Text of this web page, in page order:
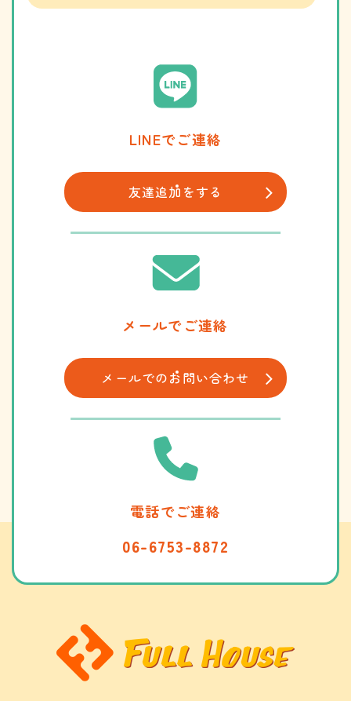
LINEでご連絡
友達追加をする
メールでご連絡
メールでの​​​​​​​お問い合わせ
電話でご連絡
06-6753-8872